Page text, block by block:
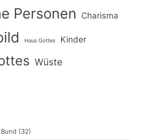
Personen Charisma
Haus Gottes Kinder
Wüste
(32)